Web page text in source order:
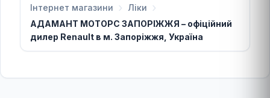
Інтернет магазини
Ліки
АДАМАНТ МОТОРС ЗАПОРІЖЖЯ – офіційний
дилер Renault в м. Запоріжжя, Україна